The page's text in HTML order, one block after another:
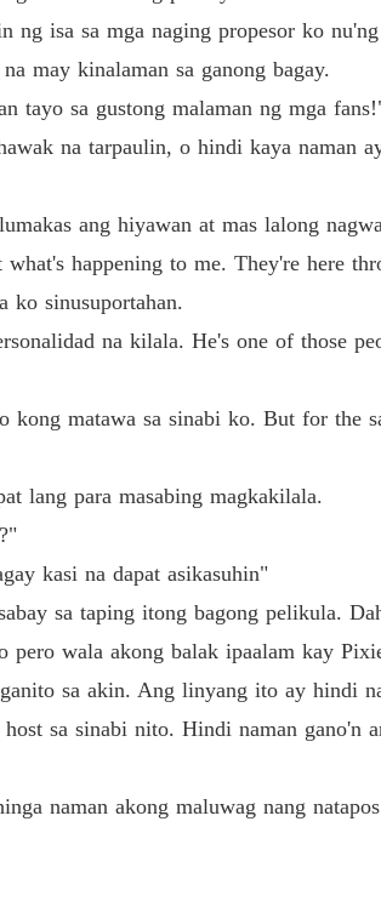
ng isa sa mga naging propesor ko
may kinalaman sa ganong bagay.
tayo sa gustong malaman ng mga
na tarpaulin, o hindi kaya naman
ang hiyawan at mas lalong
happening to me. They're here
ko sinusuportahan.
na kilala. He's one of those
matawa sa sinabi ko. But for the
lang para masabing magkakilala.
kasi na dapat asikasuhin"
sa taping itong bagong pelikula.
pero wala akong balak ipaalam kay
sa akin. Ang linyang ito ay hindi
sa sinabi nito. Hindi naman gano'n
naman akong maluwag nang